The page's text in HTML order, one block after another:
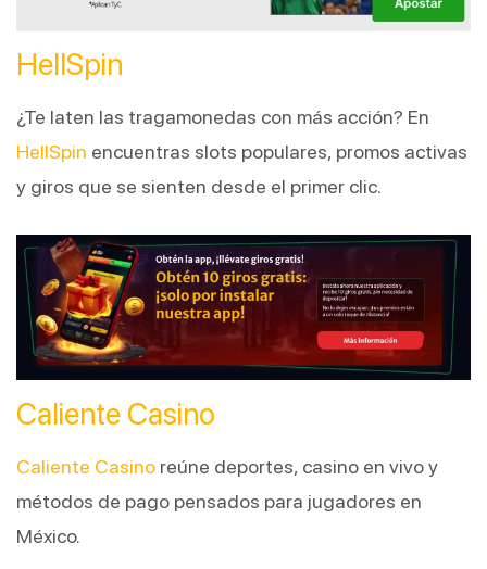
HellSpin
HellSpin encuentras slots populares, promos activas
y giros que se sienten desde el primer clic.
Caliente Casino
Caliente Casino reúne deportes, casino en vivo y
métodos de pago pensados para jugadores en
México.